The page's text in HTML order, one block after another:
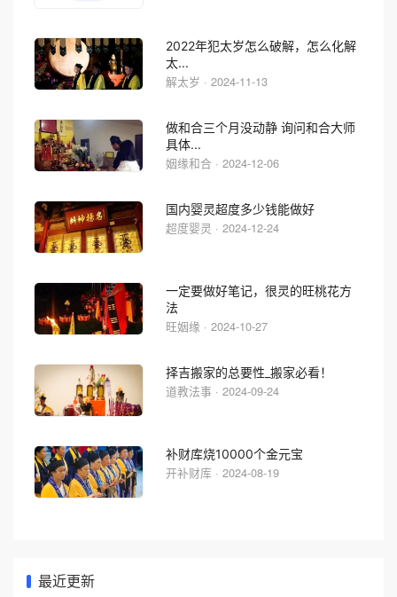
2022年犯太岁怎么破解，怎么化解
太...
解太岁 · 2024-11-13
做和合三个月没动静 询问和合大师
具体...
姻缘和合 · 2024-12-06
国内婴灵超度多少钱能做好
超度婴灵 · 2024-12-24
一定要做好笔记，很灵的旺桃花方
法
旺姻缘 · 2024-10-27
择吉搬家的总要性_搬家必看！
道教法事 · 2024-09-24
补财库烧10000个金元宝
开补财库 · 2024-08-19
最近更新